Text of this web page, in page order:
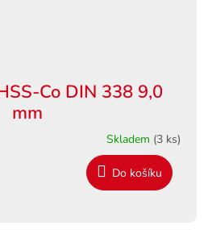
Co DIN 338 9,0
mm
Skladem (3 ks)
Do košíku